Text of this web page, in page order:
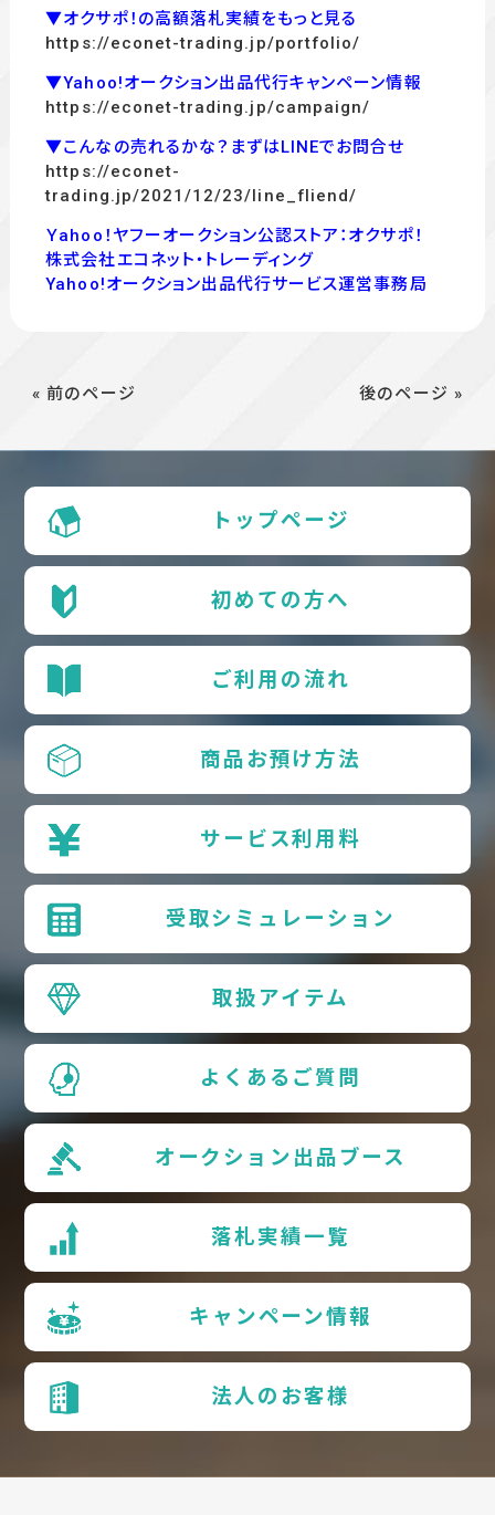
▼オクサポ！の高額落札実績をもっと見る
https://econet-trading.jp/portfolio/
▼Yahoo!オークション出品代行キャンペーン情報
https://econet-trading.jp/campaign/
▼こんなの売れるかな？まずはLINEでお問合せ
https://econet-
trading.jp/2021/12/23/line_fliend/
Ｙahoo！ヤフーオークション公認ストア：オクサポ！
株式会社エコネット・トレーディング
Yahoo!オークション出品代行サービス運営事務局
« 前のページ 後のページ »
トップページ
初めての方へ
ご利用の流れ
商品お預け方法
サービス利用料
受取シミュレーション
取扱アイテム
よくあるご質問
オークション出品ブース
落札実績一覧
キャンペーン情報
法人のお客様